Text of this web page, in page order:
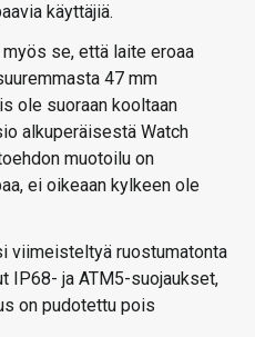
käyttäjiä.
se, että laite eroaa
47 mm
ole suoraan kooltaan
alkuperäisestä Watch
muotoilu on
ei oikeaan kylkeen ole
viimeisteltyä ruostumatonta
IP68- ja ATM5-suojaukset,
on pudotettu pois